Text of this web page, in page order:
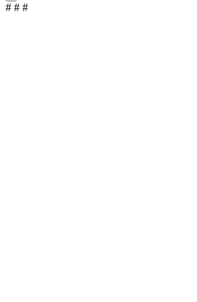
# # #